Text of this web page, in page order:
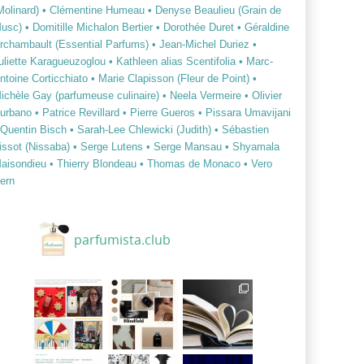
• Clémentine Humeau • Denyse Beaulieu (Grain de
• Domitille Michalon Bertier • Dorothée Duret • Géraldine
(Essential Parfums) • Jean-Michel Duriez •
Karagueuzoglou • Kathleen alias Scentifolia • Marc-
Corticchiato • Marie Clapisson (Fleur de Point) •
Gay (parfumeuse culinaire) • Neela Vermeire • Olivier
• Patrice Revillard • Pierre Gueros • Pissara Umavijani
Bisch • Sarah-Lee Chlewicki (Judith) • Sébastien
(Nissaba) • Serge Lutens • Serge Mansau • Shyamala
• Thierry Blondeau • Thomas de Monaco • Vero
parfumista.club